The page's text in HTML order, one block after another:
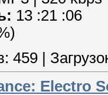
13 :21 :06
459
Electro